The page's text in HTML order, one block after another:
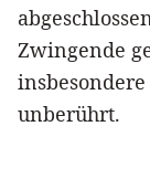
Zwingende
unberührt.